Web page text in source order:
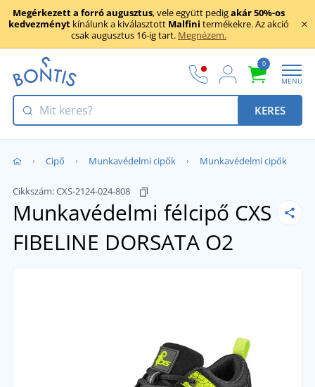
Megérkezett a forró augusztus, vele együtt pedigakár 50%-os
kedvezményt kínálunk a kiválasztott Malfini termékekre. Az akció
csak augusztus 16-ig tart. Megnézem.
0
MENU
KERES
Cipő Munkavédelmi cipők Munkavédelmi cipők
Cikkszám:CXS-2124-024-808
Munkavédelmi félcipő CXS
FIBELINE DORSATA O2